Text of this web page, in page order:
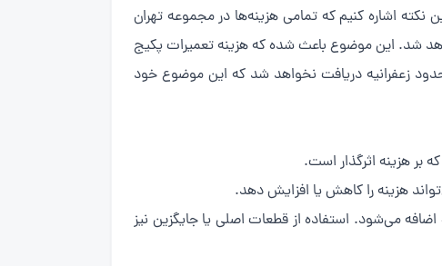
اشاره کنیم که تمامی هزینه‌ها در مجموعه تهران
شد. این موضوع باعث شده که هزینه تعمیرات پکیج
زعفرانیه دریافت نخواهد شد که این موضوع خود
بر هزینه اثرگذار است.
هزینه را کاهش یا افزایش دهد.
می‌شود. استفاده از قطعات اصلی یا جایگزین نیز